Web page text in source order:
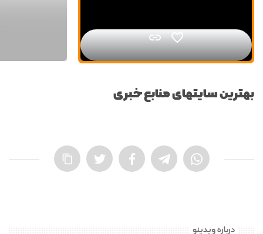


بهترین سایتهای منابع خبری

درباره ویدینو